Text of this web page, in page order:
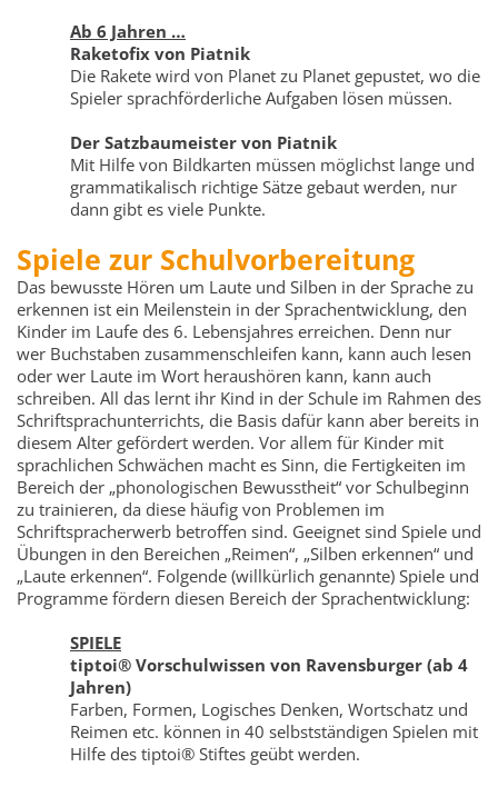
Ab 6 Jahren …
Raketofix von Piatnik
Die Rakete wird von Planet zu Planet gepustet, wo die
Spieler sprachförderliche Aufgaben lösen müssen.
Der Satzbaumeister von Piatnik
Mit Hilfe von Bildkarten müssen möglichst lange und
grammatikalisch richtige Sätze gebaut werden, nur
dann gibt es viele Punkte.
Spiele zur Schulvorbereitung
Das bewusste Hören um Laute und Silben in der Sprache zu
erkennen ist ein Meilenstein in der Sprachentwicklung, den
Kinder im Laufe des 6. Lebensjahres erreichen. Denn nur
wer Buchstaben zusammenschleifen kann, kann auch lesen
oder wer Laute im Wort heraushören kann, kann auch
schreiben. All das lernt ihr Kind in der Schule im Rahmen des
Schriftsprachunterrichts, die Basis dafür kann aber bereits in
diesem Alter gefördert werden. Vor allem für Kinder mit
sprachlichen Schwächen macht es Sinn, die Fertigkeiten im
Bereich der „phonologischen Bewusstheit“ vor Schulbeginn
zu trainieren, da diese häufig von Problemen im
Schriftspracherwerb betroffen sind. Geeignet sind Spiele und
Übungen in den Bereichen „Reimen“, „Silben erkennen“ und
„Laute erkennen“. Folgende (willkürlich genannte) Spiele und
Programme fördern diesen Bereich der Sprachentwicklung:
SPIELE
tiptoi® Vorschulwissen von Ravensburger (ab 4
Jahren)
Farben, Formen, Logisches Denken, Wortschatz und
Reimen etc. können in 40 selbstständigen Spielen mit
Hilfe des tiptoi® Stiftes geübt werden.